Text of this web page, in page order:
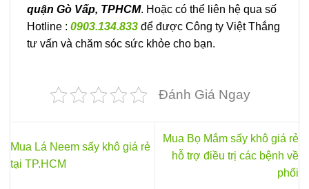
quận Gò Vấp, TPHCM. Hoặc có thể liên hệ qua số
Hotline : 0903.134.833 để được Công ty Việt Thắng
tư vấn và chăm sóc sức khỏe cho bạn.
Đánh Giá Ngay
Mua Lá Neem sấy khô giá rẻ
tại TP.HCM
Mua Bọ Mắm sấy khô giá rẻ
hỗ trợ điều trị các bệnh về
phổi